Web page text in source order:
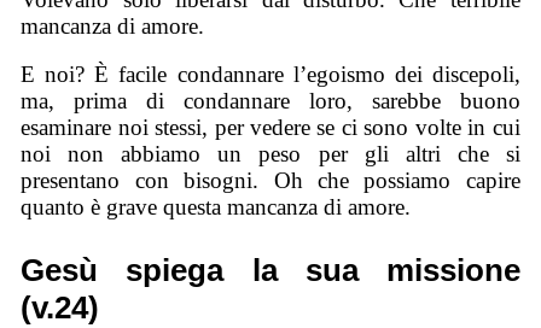
mancanza di amore.
E noi? È facile condannare l’egoismo dei discepoli,
ma, prima di condannare loro, sarebbe buono
esaminare noi stessi, per vedere se ci sono volte in cui
noi non abbiamo un peso per gli altri che si
presentano con bisogni. Oh che possiamo capire
quanto è grave questa mancanza di amore.
Gesù spiega la sua missione
(v.24)